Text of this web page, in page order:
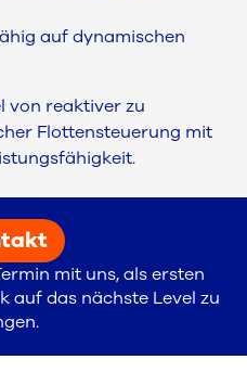
auf dynamischen
von reaktiver zu
Flottensteuerung mit
mit uns, als ersten
auf das nächste Level zu